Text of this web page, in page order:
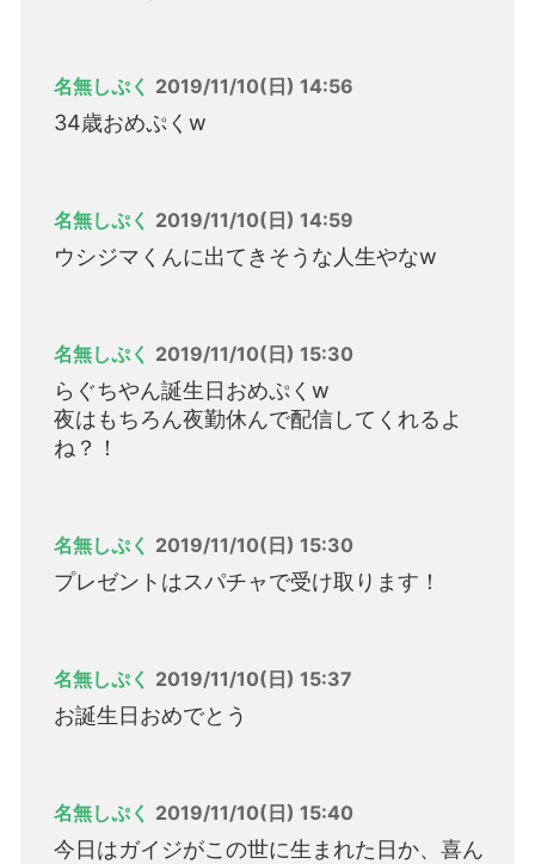
名無しぷく 2019/11/10(日) 14:56
34歳おめぷくw
名無しぷく 2019/11/10(日) 14:59
ウシジマくんに出てきそうな人生やなw
名無しぷく 2019/11/10(日) 15:30
らぐちやん誕生日おめぷくw
夜はもちろん夜勤休んで配信してくれるよ
ね？！
名無しぷく 2019/11/10(日) 15:30
プレゼントはスパチャで受け取ります！
名無しぷく 2019/11/10(日) 15:37
お誕生日おめでとう
名無しぷく 2019/11/10(日) 15:40
今日はガイジがこの世に生まれた日か、喜ん